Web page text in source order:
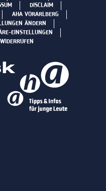
DISCLAIM
AHA VORARLBERG
ÄNDERN
EINSTELLUNGEN